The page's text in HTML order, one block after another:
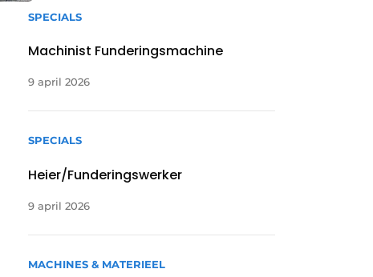
SPECIALS
Machinist Funderingsmachine
9 april 2026
SPECIALS
Heier/Funderingswerker
9 april 2026
MACHINES & MATERIEEL